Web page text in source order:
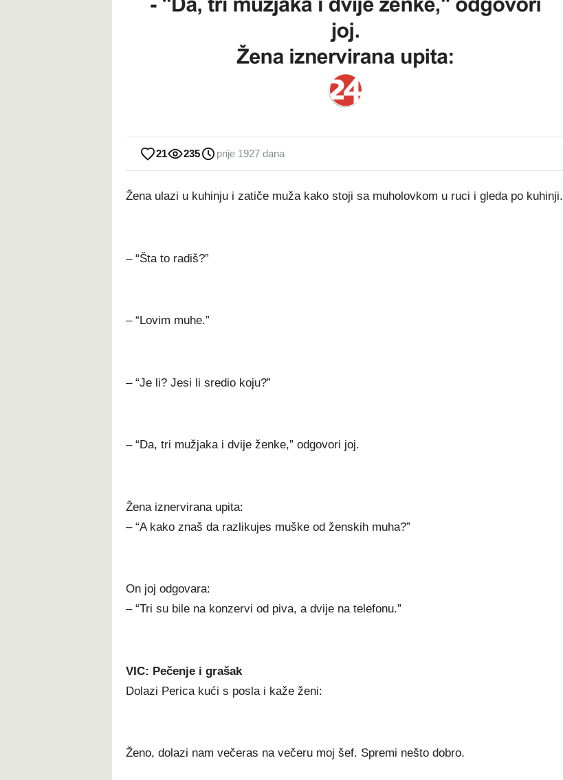
21 235 prije 1927 dana
Žena ulazi u kuhinju i zatiče muža kako stoji sa muholovkom u ruci i gleda po kuhinji.
– “Šta to radiš?”
– “Lovim muhe.”
– “Je li? Jesi li sredio koju?”
– “Da, tri mužjaka i dvije ženke,” odgovori joj.
Žena iznervirana upita:
– “A kako znaš da razlikujes muške od ženskih muha?”
On joj odgovara:
– “Tri su bile na konzervi od piva, a dvije na telefonu.”
VIC: Pečenje i grašak
Dolazi Perica kući s posla i kaže ženi:
Ženo, dolazi nam večeras na večeru moj šef. Spremi nešto dobro.